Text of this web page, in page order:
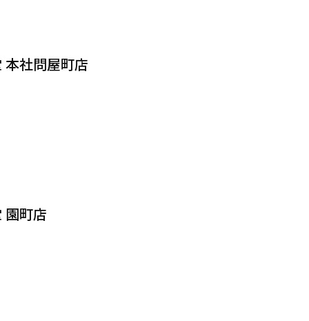
社問屋町店
園町店